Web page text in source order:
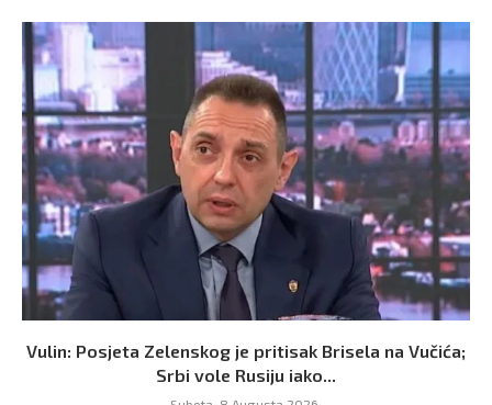
Vulin: Posjeta Zelenskog je pritisak Brisela na Vučića;
Srbi vole Rusiju iako...